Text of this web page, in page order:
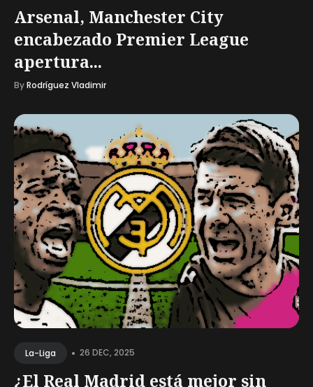
Arsenal, Manchester City
encabezado Premier League
apertura...
ByRodríguez Vladimir
La-Liga • 26 DEC, 2025
¿El Real Madrid está mejor sin